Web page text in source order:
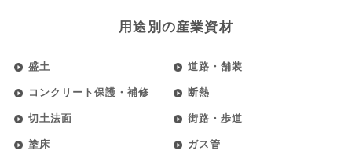
用途別の産業資材
盛土 道路・舗装
コンクリート保護・補修 断熱
切土法面 街路・歩道
塗床 ガス管